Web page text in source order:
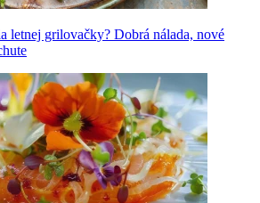
letnej grilovačky? Dobrá nálada, nové